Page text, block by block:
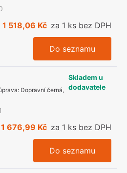
1 518,06 Kč za 1 ks bez DPH
Do seznamu
: Dopravní černá,
Skladem u
dodavatele
1 676,99 Kč za 1 ks bez DPH
Do seznamu